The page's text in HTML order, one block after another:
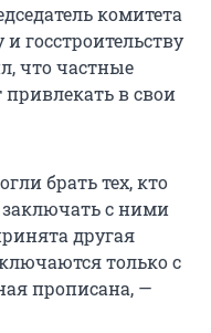
комитета
госстроительству
что частные
в свои
брать тех, кто
заключать с ними
другая
только с
прописана, —